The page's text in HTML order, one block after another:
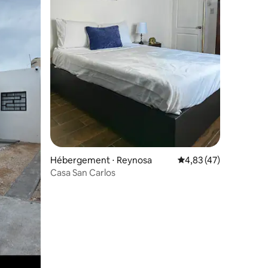
: 4,96 sur 5
Hébergement ⋅ Reynosa Évaluation moyenne
4,83 (47)
Casa San Carlos